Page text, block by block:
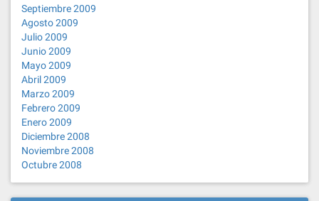
Septiembre 2009
Agosto 2009
Julio 2009
Junio 2009
Mayo 2009
Abril 2009
Marzo 2009
Febrero 2009
Enero 2009
Diciembre 2008
Noviembre 2008
Octubre 2008